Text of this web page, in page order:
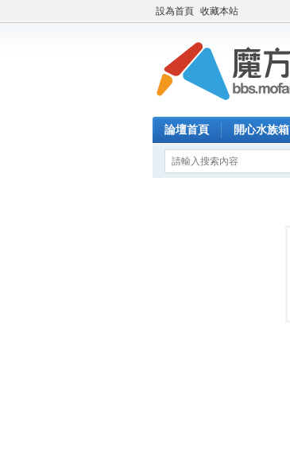
設為首頁 收藏本站
論壇首頁 開心水族箱